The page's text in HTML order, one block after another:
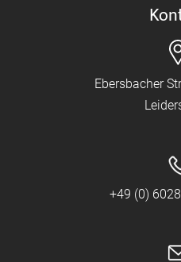
Ebersbacher
+49 (0)